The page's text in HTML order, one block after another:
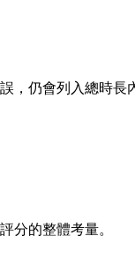
，仍會列入總時長
分的整體考量。